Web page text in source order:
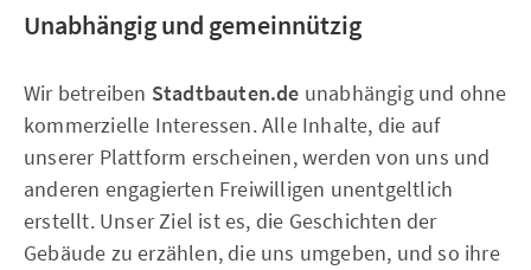
Unabhängig und gemeinnützig
Wir betreiben Stadtbauten.de unabhängig und ohne
kommerzielle Interessen. Alle Inhalte, die auf
unserer Plattform erscheinen, werden von uns und
anderen engagierten Freiwilligen unentgeltlich
erstellt. Unser Ziel ist es, die Geschichten der
Gebäude zu erzählen, die uns umgeben, und so ihre